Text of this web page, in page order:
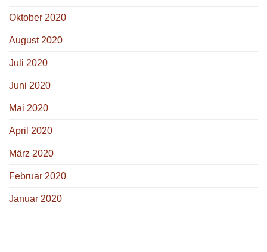
Oktober 2020
August 2020
Juli 2020
Juni 2020
Mai 2020
April 2020
März 2020
Februar 2020
Januar 2020